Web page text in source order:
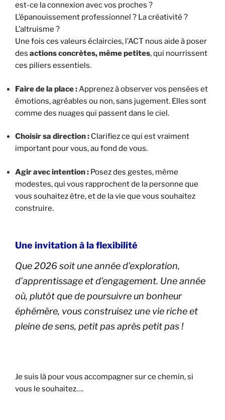
est-ce la connexion avec vos proches ?
L’épanouissement professionnel ? La créativité ?
L’altruisme ?
Une fois ces valeurs éclaircies, l’ACT nous aide à poser
des actions concrètes, même petites,qui nourrissent
ces piliers essentiels.
Faire de la place :Apprenez à observer vos pensées et
émotions,agréables ou non,sans jugement. Elles sont
comme des nuages qui passent dans le ciel.
Choisir sa direction : Clarifiez ce qui est vraiment
important pour vous,au fond de vous.
Agir avec intention : Posez des gestes, même
modestes,qui vous rapprochent de la personne que
vous souhaitez être,et de la vie que vous souhaitez
construire.
Une invitation à la flexibilité
Que 2026 soit une année d’exploration,
d’apprentissage et d’engagement. Une année
où, plutôt que de poursuivre un bonheur
éphémère, vous construisez une vie riche et
pleine de sens, petit pas après petit pas !
Je suis là pour vous accompagner sur ce chemin,si
vous le souhaitez….